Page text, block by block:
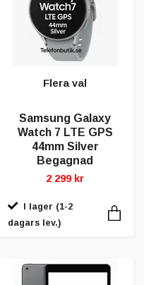
Flera val
Samsung Galaxy
Watch 7 LTE GPS
44mm Silver
Begagnad
2 299 kr
I lager (1-2
dagars lev.)